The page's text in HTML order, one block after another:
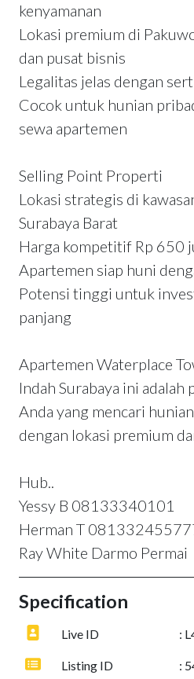
kenyamanan
Lokasi premium di
dan pusat bisnis
Legalitas jelas dengan
Cocok untuk hunian
sewa apartemen
Selling Point Properti
Lokasi strategis di
Surabaya Barat
Harga kompetitif Rp 650
Apartemen siap huni
Potensi tinggi untuk
panjang
Apartemen Waterplace
Indah Surabaya ini adalah
Anda yang mencari
dengan lokasi premium
Hub..
Yessy B 08133340101
Herman T
Ray White Darmo Permai
Specification
Live ID :
Listing ID :